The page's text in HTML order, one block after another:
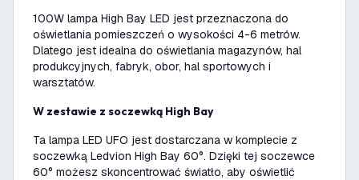
100W lampa High Bay LED jest przeznaczona do
oświetlania pomieszczeń o wysokości 4-6 metrów.
Dlatego jest idealna do oświetlania magazynów, hal
produkcyjnych, fabryk, obor, hal sportowych i
warsztatów.
W zestawie z soczewką High Bay
Ta lampa LED UFO jest dostarczana w komplecie z
soczewką Ledvion High Bay 60°. Dzięki tej soczewce
60° możesz skoncentrować światło, aby oświetlić